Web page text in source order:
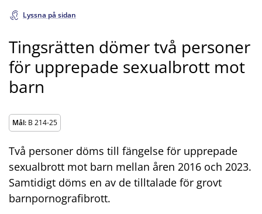
Lyssna på sidan
Tingsrätten dömer två personer
för upprepade sexualbrott mot
barn
Mål: B 214-25
Två personer döms till fängelse för upprepade
sexualbrott mot barn mellan åren 2016 och 2023.
Samtidigt döms en av de tilltalade för grovt
barnpornografibrott.